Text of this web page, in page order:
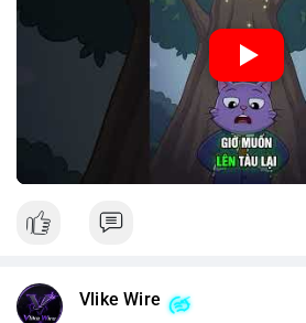
Nguồn: Cú Thông Thái
Vlike Wire